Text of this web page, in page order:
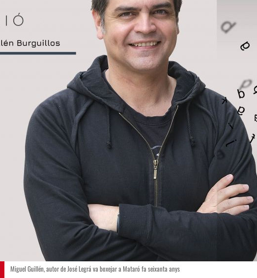
Miguel Guillén, autor de José Legrá va boxejar a Mataró fa seixanta anys